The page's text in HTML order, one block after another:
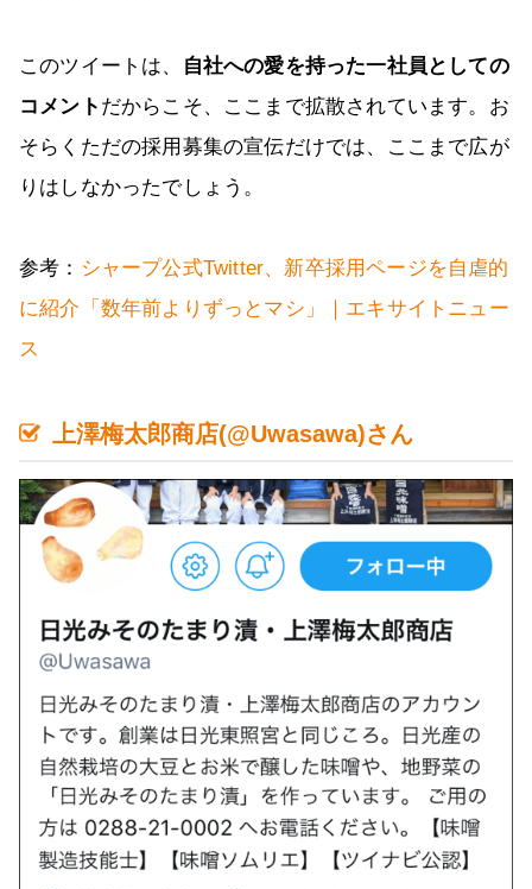
このツイートは、
自社への愛を持った一社員としての
コメント だからこそ、ここまで拡散されています。お
そらくただの採用募集の宣伝だけでは、ここまで広が
りはしなかったでしょう。
参考： シャープ公式Twitter、新卒採用ページを自虐的
に紹介「数年前よりずっとマシ」｜エキサイトニュー
ス
上澤梅太郎商店(@Uwasawa)さん